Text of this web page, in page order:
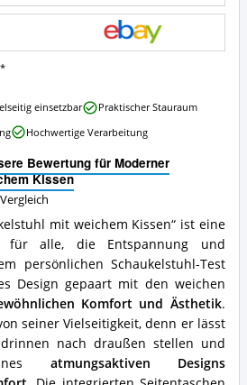
Bewertung für Moderner
Kissen
mit weichem Kissen“ ist eine
für alle, die Entspannung und
persönlichen Schaukelstuhl-Test
Design gepaart mit den weichen
Komfort und Ästhetik.
seiner Vielseitigkeit, denn er lässt
nach draußen stellen und
atmungsaktiven Designs
einsetzbar
Praktischer Stauraum
Hochwertige Verarbeitung